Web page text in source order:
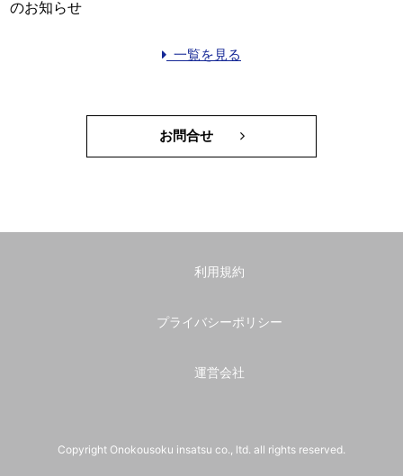
のお知らせ
一覧を見る
お問合せ
利用規約
プライバシーポリシー
運営会社
Copyright Onokousoku insatsu co., ltd. all rights reserved.